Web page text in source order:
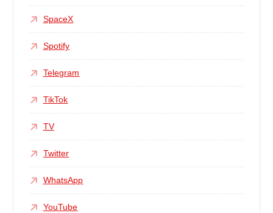
SpaceX
Spotify
Telegram
TikTok
TV
Twitter
WhatsApp
YouTube